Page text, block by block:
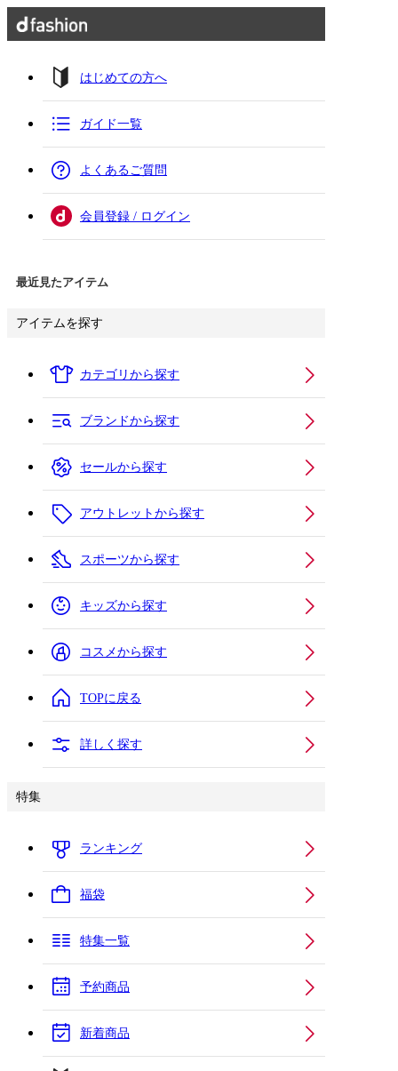
はじめての方へ
ガイド一覧
よくあるご質問
会員登録 / ログイン
最近見たアイテム
アイテムを探す
カテゴリから探す
ブランドから探す
セールから探す
アウトレットから探す
スポーツから探す
キッズから探す
コスメから探す
TOPに戻る
詳しく探す
特集
ランキング
福袋
特集一覧
予約商品
新着商品